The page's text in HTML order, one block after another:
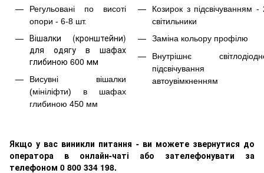
Регульовані по висоті
опори - 6-8 шт.
Вішалки (кронштейни)
для одягу в шафах
глибиною 600 мм
Висувні вішалки
(мініліфти) в шафах
глибиною 450 мм
Козирок з підсвічуванням -
світильники
Заміна кольору профілю
Внутрішнє
підсвічування
автоувімкненням
Якщо у вас виникли питання - ви можете звернутися до
оператора в онлайн-чаті або зателефонувати за
телефоном 0 800 334 198.